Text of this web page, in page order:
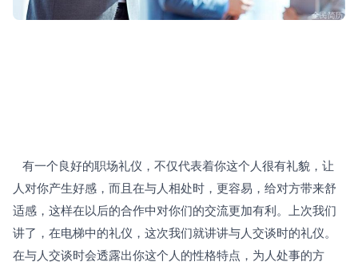
人对你产生好感，而且在与人相处时，更容易，给对方带来舒
适感，这样在以后的合作中对你们的交流更加有利。上次我们
讲了，在电梯中的礼仪，这次我们就讲讲与人交谈时的礼仪。
在与人交谈时会透露出你这个人的性格特点，为人处事的方